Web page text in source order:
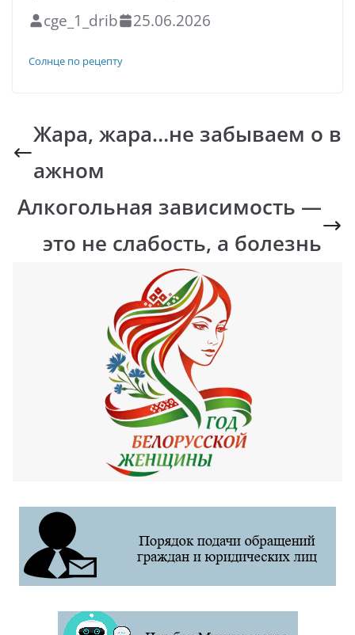
cge_1_drib 25.06.2026
Солнце по рецепту
Жара, жара…не забываем о в
ажном
Алкогольная зависимость —
это не слабость, а болезнь